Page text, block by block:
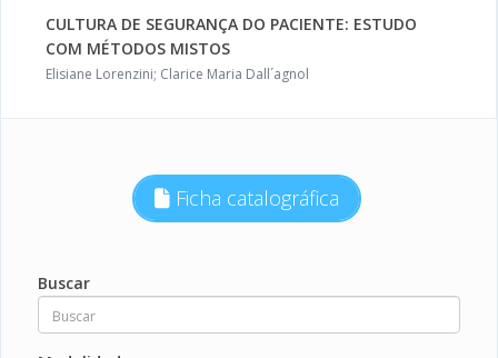
CULTURA DE SEGURANÇA DO PACIENTE: ESTUDO
COM MÉTODOS MISTOS
Elisiane Lorenzini; Clarice Maria Dall´agnol
Ficha catalográfica
Buscar